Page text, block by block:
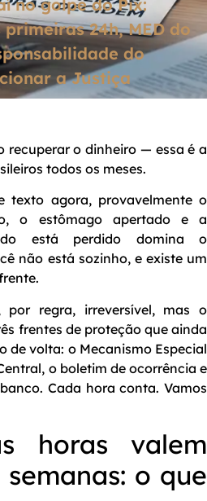
no golpe do Pix:
24h, MED do
do
a Justiça
recuperar o dinheiro — essa é a
todos os meses.
texto agora, provavelmente o
o estômago apertado e a
está perdido domina o
não está sozinho, e existe um
regra, irreversível, mas o
frentes de proteção que ainda
de volta: o Mecanismo Especial
o boletim de ocorrência e
Cada hora conta. Vamos
horas valem
o que